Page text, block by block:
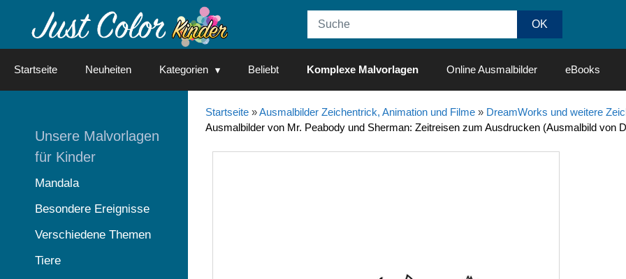
Startseite Neuheiten Kategorien Beliebt Komplexe Malvorlagen Online Ausmalbilder eBooks
Startseite»Ausmalbilder Zeichentrick, Animation und Filme» DreamWorks und weitere
Ausmalbilder von Mr. Peabody und Sherman: Zeitreisen zum Ausdrucken (Ausmalbild von
Unsere Malvorlagen
für Kinder
Mandala
Besondere Ereignisse
Verschiedene Themen
Tiere